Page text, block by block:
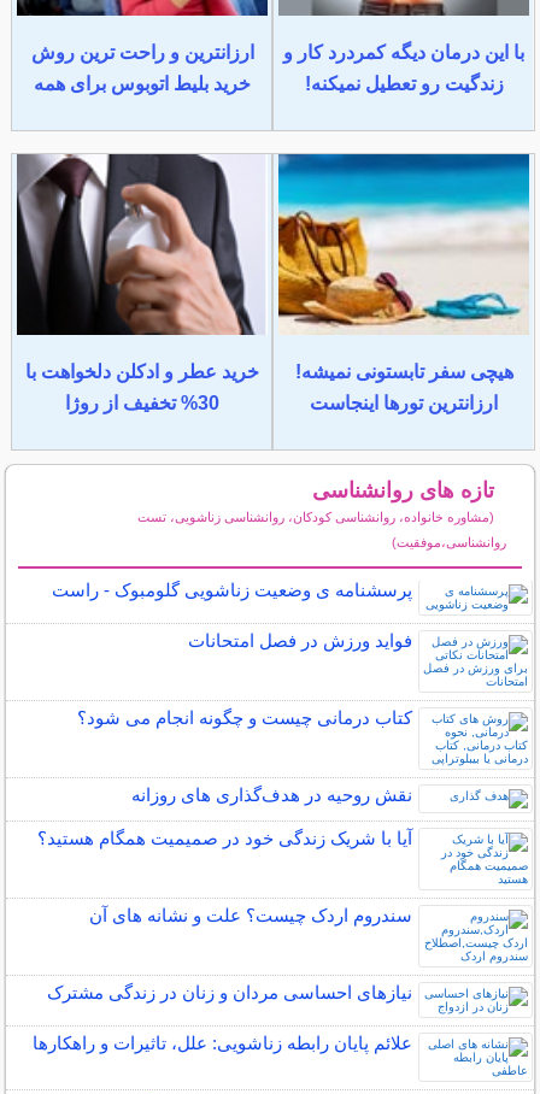
با این درمان دیگه کمردرد کار و
زندگیت رو تعطیل نمیکنه!
ارزانترین و راحت ترین روش
خرید بلیط اتوبوس برای همه
هیچی سفر تابستونی نمیشه!
ارزانترین تورها اینجاست
خرید عطر و ادکلن دلخواهت با
30% تخفیف از روژا
تازه های روانشناسی
(مشاوره خانواده، روانشناسی کودکان، روانشناسی زناشویی، تست
روانشناسی،موفقیت)
پرسشنامه ی وضعیت زناشویی گلومبوک - راست
فواید ورزش در فصل امتحانات
کتاب درمانی چیست و چگونه انجام می شود؟
نقش روحیه در هدف‌گذاری‌ های روزانه
آیا با شریک زندگی خود در صمیمیت همگام هستید؟
سندروم اردک چیست؟ علت و نشانه های آن
نیازهای احساسی مردان و زنان در زندگی مشترک
علائم پایان رابطه زناشویی: علل، تاثیرات و راهکارها